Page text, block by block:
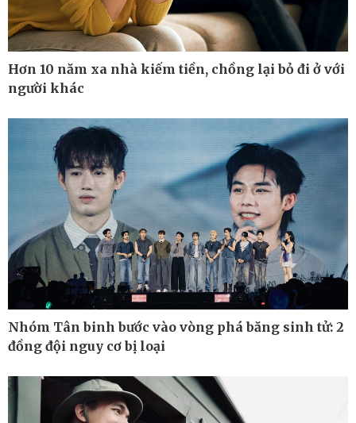
Pháp luật
Tin nóng
Tư vấn luật
Thể thao
Bóng đá quốc tế
Bóng đá Việt Nam
Thế giới thể thao
Lịch thi đấu bóng đá
eSports
Hậu trường
Hơn 10 năm xa nhà kiếm tiền, chồng lại bỏ đi ở với
người khác
Nhóm Tân binh bước vào vòng phá băng sinh tử: 2
đồng đội nguy cơ bị loại